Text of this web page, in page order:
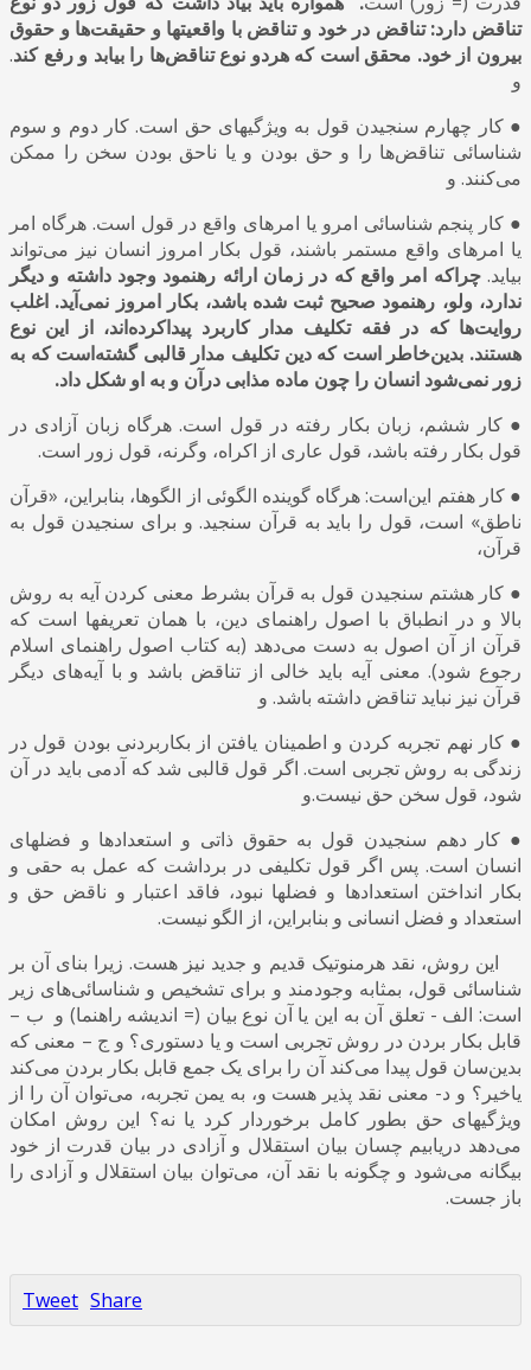
تناقض دارد:تناقض در خود و تناقض با واقعیتها و حقیقت‌ها و حقوق
بیرون از خود. محقق است که هردو نوع تناقض‌ها را بیابد و رفع کند.
و
● کار چهارم سنجیدن قول به ویژگیهای حق است. کار دوم و سوم
شناسائی تناقض‌ها را و حق بودن و یا ناحق بودن سخن را ممکن
می‌کنند. و
● کار پنجم شناسائی امرو یا امرهای واقع در قول است. هرگاه امر
یا امرهای واقع مستمر باشند، قول بکار امروز انسان نیز می‌تواند
بیاید.چراکه امر واقع که در زمان ارائه رهنمود وجود داشته و دیگر
ندارد، ولو، رهنمود صحیح ثبت شده باشد، بکار امروز نمی‌آید. اغلب
روایت‌ها که در فقه تکلیف مدار کاربرد پیداکرده‌اند، از این نوع
هستند. بدین‌خاطر است که دین تکلیف مدار قالبی گشته‌است که به
زور نمی‌شود انسان را چون ماده مذابی درآن و به او شکل داد.
● کار ششم، زبان بکار رفته در قول است. هرگاه زبان آزادی در
قول بکار رفته باشد، قول عاری از اکراه، وگرنه، قول زور است.
● کار هفتم این‌است: هرگاه گوینده الگوئی از الگوها، بنابراین، «قرآن
ناطق» است، قول را باید به قرآن سنجید. و برای سنجیدن قول به
قرآن،
● کار هشتم سنجیدن قول به قرآن بشرط معنی کردن آیه به روش
بالا و در انطباق با اصول راهنمای دین، با همان تعریفها است که
قرآن از آن اصول به دست می‌دهد (به کتاب اصول راهنمای اسلام
رجوع شود). معنی آیه باید خالی از تناقض باشد و با آیه‌های دیگر
قرآن نیز نباید تناقض داشته باشد. و
● کار نهم تجربه کردن و اطمینان یافتن از بکاربردنی بودن قول در
زندگی به روش تجربی است. اگر قول قالبی شد که آدمی باید در آن
شود، قول سخن حق نیست.و
● کار دهم سنجیدن قول به حقوق ذاتی و استعدادها و فضلهای
انسان است. پس اگر قول تکلیفی در برداشت که عمل به حقی و
بکار انداختن استعدادها و فضلها نبود، فاقد اعتبار و ناقض حق و
استعداد و فضل انسانی و بنابراین، از الگو نیست.
این روش، نقد هرمنوتیک قدیم و جدید نیز هست. زیرا بنای آن بر
شناسائی قول، بمثابه وجودمند و برای تشخیص و شناسائی‌های زیر
است: الف - تعلق آن به این یا آن نوع بیان (= اندیشه راهنما) و ب –
قابل بکار بردن در روش تجربی است و یا دستوری؟ و ج – معنی که
بدین‌سان قول پیدا می‌کند آن را برای یک جمع قابل بکار بردن می‌کند
یاخیر؟ و د- معنی نقد پذیر هست و، به یمن تجربه، می‌توان آن را از
ویژگیهای حق بطور کامل برخوردار کرد یا نه؟ این روش امکان
می‌دهد دریابیم چسان بیان استقلال و آزادی در بیان قدرت از خود
بیگانه می‌شود و چگونه با نقد آن، می‌توان بیان استقلال و آزادی را
باز جست.
Tweet Share